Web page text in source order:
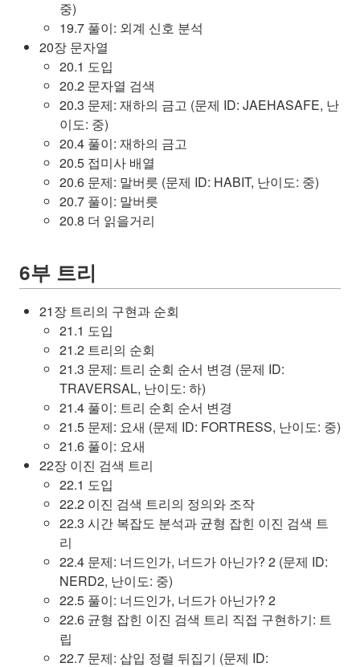
중)
19.7 풀이: 외계 신호 분석
20장 문자열
20.1 도입
20.2 문자열 검색
20.3 문제: 재하의 금고 (문제 ID: JAEHASAFE, 난
이도: 중)
20.4 풀이: 재하의 금고
20.5 접미사 배열
20.6 문제: 말버릇 (문제 ID: HABIT, 난이도: 중)
20.7 풀이: 말버릇
20.8 더 읽을거리
6부 트리
21장 트리의 구현과 순회
21.1 도입
21.2 트리의 순회
21.3 문제: 트리 순회 순서 변경 (문제 ID:
TRAVERSAL, 난이도: 하)
21.4 풀이: 트리 순회 순서 변경
21.5 문제: 요새 (문제 ID: FORTRESS, 난이도: 중)
21.6 풀이: 요새
22장 이진 검색 트리
22.1 도입
22.2 이진 검색 트리의 정의와 조작
22.3 시간 복잡도 분석과 균형 잡힌 이진 검색 트
리
22.4 문제: 너드인가, 너드가 아닌가? 2 (문제 ID:
NERD2, 난이도: 중)
22.5 풀이: 너드인가, 너드가 아닌가? 2
22.6 균형 잡힌 이진 검색 트리 직접 구현하기: 트
립
22.7 문제: 삽입 정렬 뒤집기 (문제 ID: